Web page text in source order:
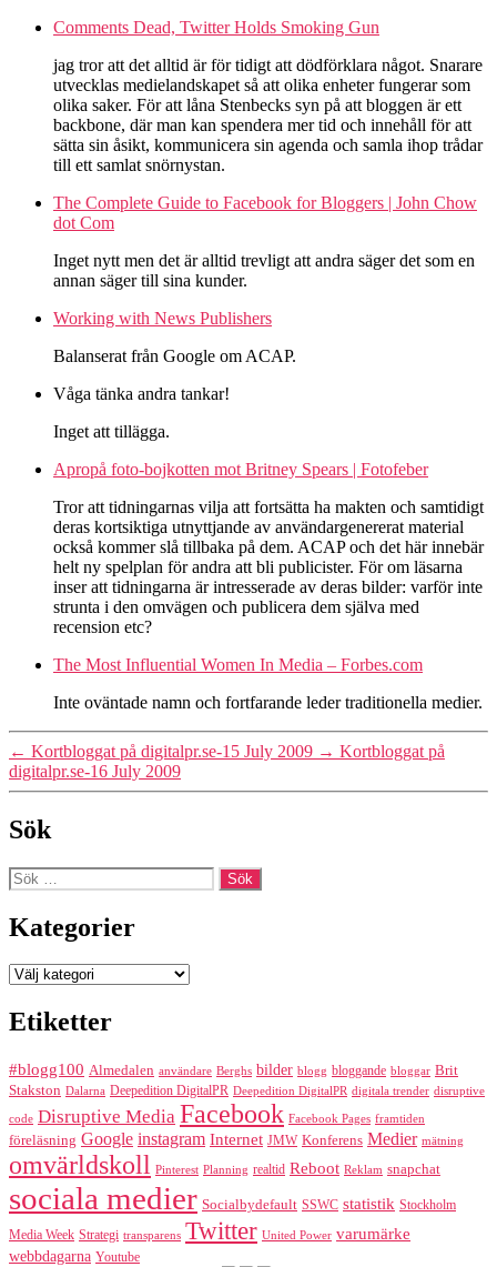
Comments Dead, Twitter Holds Smoking Gun
jag tror att det alltid är för tidigt att dödförklara något. Snarare
utvecklas medielandskapet så att olika enheter fungerar som
olika saker. För att låna Stenbecks syn på att bloggen är ett
backbone, där man kan spendera mer tid och innehåll för att
sätta sin åsikt, kommunicera sin agenda och samla ihop trådar
till ett samlat snörnystan.
The Complete Guide to Facebook for Bloggers | John Chow
dot Com
Inget nytt men det är alltid trevligt att andra säger det som en
annan säger till sina kunder.
Working with News Publishers
Balanserat från Google om ACAP.
Våga tänka andra tankar!
Inget att tillägga.
Apropå foto-bojkotten mot Britney Spears | Fotofeber
Tror att tidningarnas vilja att fortsätta ha makten och samtidigt
deras kortsiktiga utnyttjande av användargenererat material
också kommer slå tillbaka på dem. ACAP och det här innebär
helt ny spelplan för andra att bli publicister. För om läsarna
inser att tidningarna är intresserade av deras bilder: varför inte
strunta i den omvägen och publicera dem själva med
recension etc?
The Most Influential Women In Media – Forbes.com
Inte oväntade namn och fortfarande leder traditionella medier.
← Kortbloggat på digitalpr.se-15 July 2009 → Kortbloggat på
digitalpr.se-16 July 2009
Sök
Sök
efter:
Kategorier
Kategorier
Etiketter
#blogg100 Almedalen användare Berghs bilder blogg bloggande bloggar Brit
Stakston Dalarna Deepedition DigitalPR Deepedition DigitalPR digitala trender disruptive
code Disruptive Media Facebook Facebook Pages framtiden
föreläsning Google instagram Internet JMW Konferens Medier mätning
omvärldskoll Pinterest Planning realtid Reboot Reklam snapchat
sociala medier Socialbydefault SSWC statistik Stockholm
Media Week Strategi transparens Twitter United Power varumärke
webbdagarna Youtube